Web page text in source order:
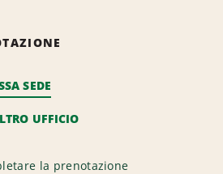
SEDE
UFFICIO
la prenotazione